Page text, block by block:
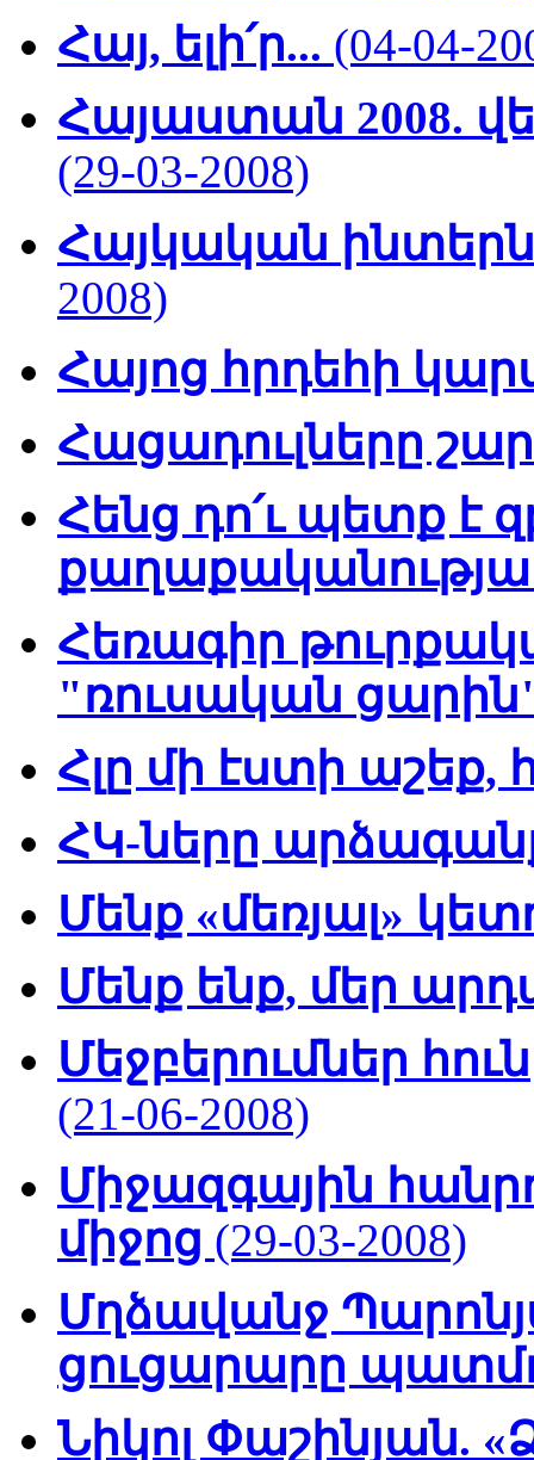
Հայ, ելի՛ր... (04-04-
Հայաստան 2008.
(29-03-2008)
Հայկական
2008)
Հայոց հրդեհի
Հացադուլները
Հենց դո՛ւ պետք է
Հեռագիր
"ռուսական
Հլը մի էստի աշեք,
ՀԿ-ները
Մենք «մեռյալ»
Մենք ենք, մեր
Մեջբերումներ
(21-06-2008)
Միջազգային
միջոց (29-03-2008)
Մղձավանջ
ցուցարարը
Նիկոլ Փաշինյան.